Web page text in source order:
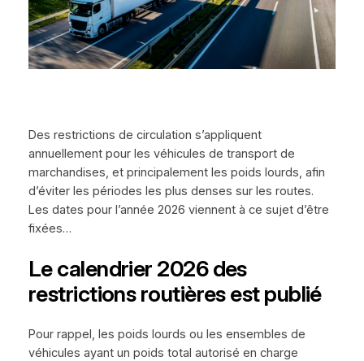
Des restrictions de circulation s’appliquent
annuellement pour les véhicules de transport de
marchandises, et principalement les poids lourds, afin
d’éviter les périodes les plus denses sur les routes.
Les dates pour l’année 2026 viennent à ce sujet d’être
fixées…
Le calendrier 2026 des
restrictions routières est publié
Pour rappel, les poids lourds ou les ensembles de
véhicules ayant un poids total autorisé en charge